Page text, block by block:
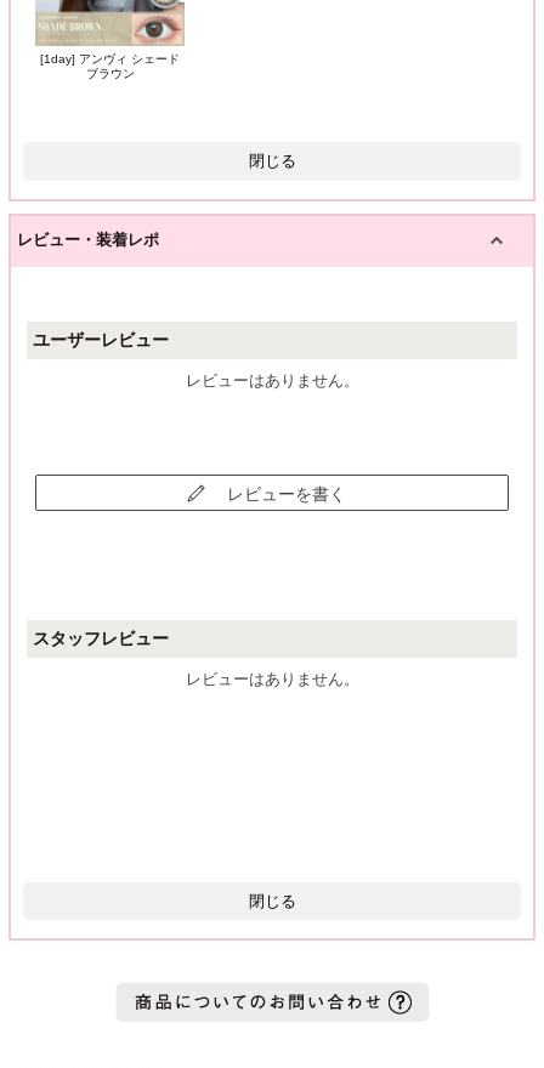
[1day] アンヴィ シェード
ブラウン
閉じる
レビュー・装着レポ
ユーザーレビュー
レビューはありません。
レビューを書く
スタッフレビュー
レビューはありません。
閉じる